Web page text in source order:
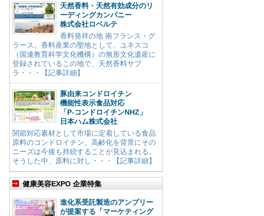
天然香料・天然有効成分のリ
ーディングカンパニー
株式会社ロベルテ
香料発祥の地 南フランス・グ
ラース。香料産業の聖地として、ユネスコ
（国連教育科学文化機構）の無形文化遺産に
登録されているこの地で、天然香料サプ
ラ・・・【記事詳細】
豚由来コンドロイチン
機能性表示食品対応
「P-コンドロイチンNHZ」
日本ハム株式会社
関節対応素材として市場に定着している食品
原料のコンドロイチン。高齢化を背景にその
ニーズは今後も持続することが見込まれる。
そうした中、原料に対し・・・【記事詳細】
健康美容EXPO 企業特集
進化系受託製造のアンプリー
が提案する「マーケティング